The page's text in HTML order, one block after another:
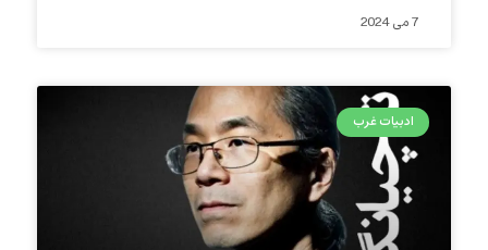
7 می 2024
ادبیات غرب